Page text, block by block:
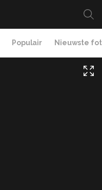
Populair Nieuwste